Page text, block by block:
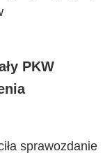
PKW
sprawozdanie